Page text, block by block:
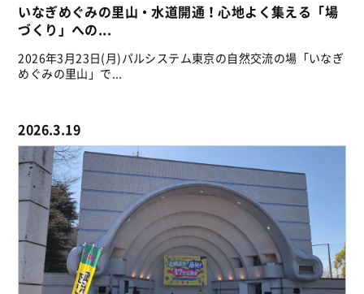
いなぎめぐみの里山・水道開通！心地よく集える「場
づくり」への...
2026年3月23日(月)パルシステム東京の自然交流の場「いなぎ
めぐみの里山」で...
2026.3.19